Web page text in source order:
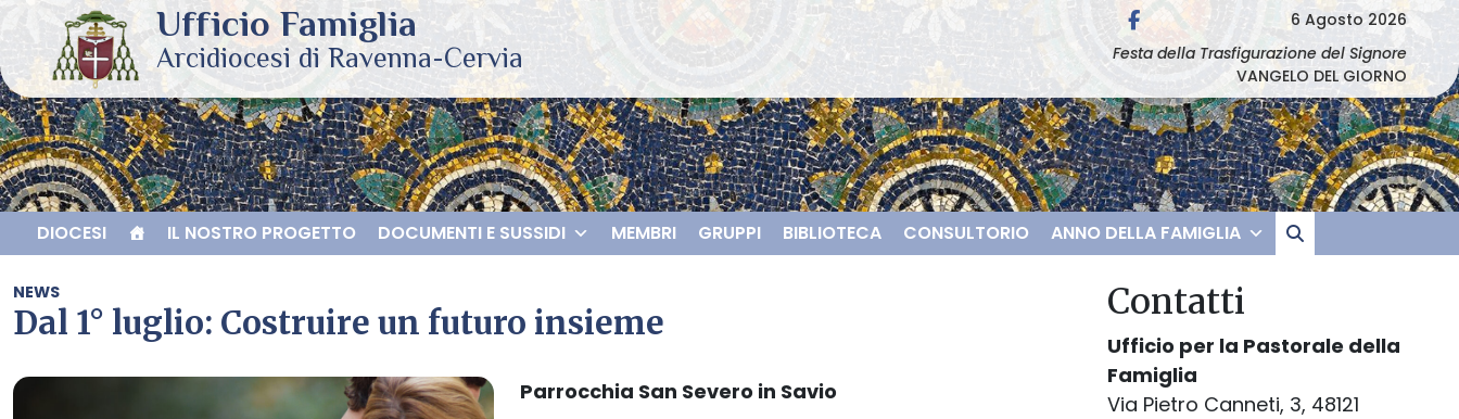
to
content
6 Agosto 2026
Festa della Trasfigurazione del Signore
VANGELO DEL GIORNO
DIOCESI IL NOSTRO PROGETTO DOCUMENTI E SUSSIDI MEMBRI GRUPPI BIBLIOTECA CONSULTORIO ANNO DELLA FAMIGLIA
NEWS
Dal 1° luglio: Costruire un futuro insieme
Parrocchia San Severo in Savio
Contatti
Ufficio per la Pastorale della
Famiglia
Via Pietro Canneti, 3, 48121